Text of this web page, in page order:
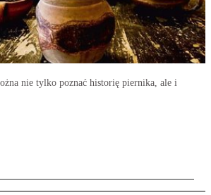
nie tylko poznać historię piernika, ale i